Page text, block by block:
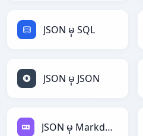
JSON မှ SQL
JSON မှ JSON
JSON မှ Markdown